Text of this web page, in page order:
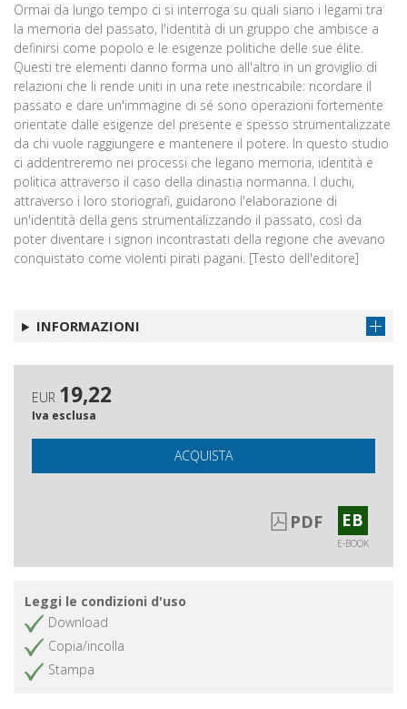
Ormai da lungo tempo ci si interroga su quali siano i legami tra
la memoria del passato, l'identità di un gruppo che ambisce a
definirsi come popolo e le esigenze politiche delle sue élite.
Questi tre elementi danno forma uno all'altro in un groviglio di
relazioni che li rende uniti in una rete inestricabile: ricordare il
passato e dare un'immagine di sé sono operazioni fortemente
orientate dalle esigenze del presente e spesso strumentalizzate
da chi vuole raggiungere e mantenere il potere. In questo studio
ci addentreremo nei processi che legano memoria, identità e
politica attraverso il caso della dinastia normanna. I duchi,
attraverso i loro storiografi, guidarono l'elaborazione di
un'identità della gens strumentalizzando il passato, così da
poter diventare i signori incontrastati della regione che avevano
conquistato come violenti pirati pagani. [Testo dell'editore]
INFORMAZIONI
EUR 19,22
Iva esclusa
ACQUISTA
PDF EB
E-BOOK
Leggi le condizioni d'uso
Download
Copia/incolla
Stampa